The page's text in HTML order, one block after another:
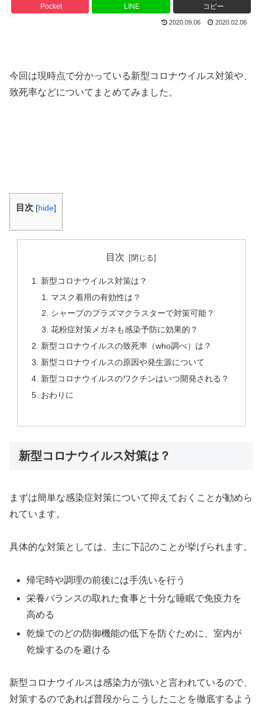
Pocket LINE コピー
2020.09.06 2020.02.06
今回は現時点で分かっている新型コロナウイルス対策や、
致死率などについてまとめてみました。
目次 [hide]
目次
新型コロナウイルス対策は？
マスク着用の有効性は？
シャープのプラズマクラスターで対策可能？
花粉症対策メガネも感染予防に効果的？
新型コロナウイルスの致死率（who調べ）は？
新型コロナウイルスの原因や発生源について
新型コロナウイルスのワクチンはいつ開発される？
おわりに
新型コロナウイルス対策は？
まずは簡単な感染症対策について抑えておくことが勧めら
れています。
具体的な対策としては、主に下記のことが挙げられます。
帰宅時や調理の前後には手洗いを行う
栄養バランスの取れた食事と十分な睡眠で免疫力を
高める
乾燥でのどの防御機能の低下を防ぐために、室内が
乾燥するのを避ける
新型コロナウイルスは感染力が強いと言われているので、
対策するのであれば普段からこうしたことを徹底するよう